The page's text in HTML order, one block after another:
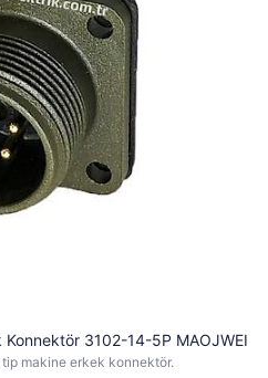
3102-14-5P MAOJWEI
makine erkek konnektör.